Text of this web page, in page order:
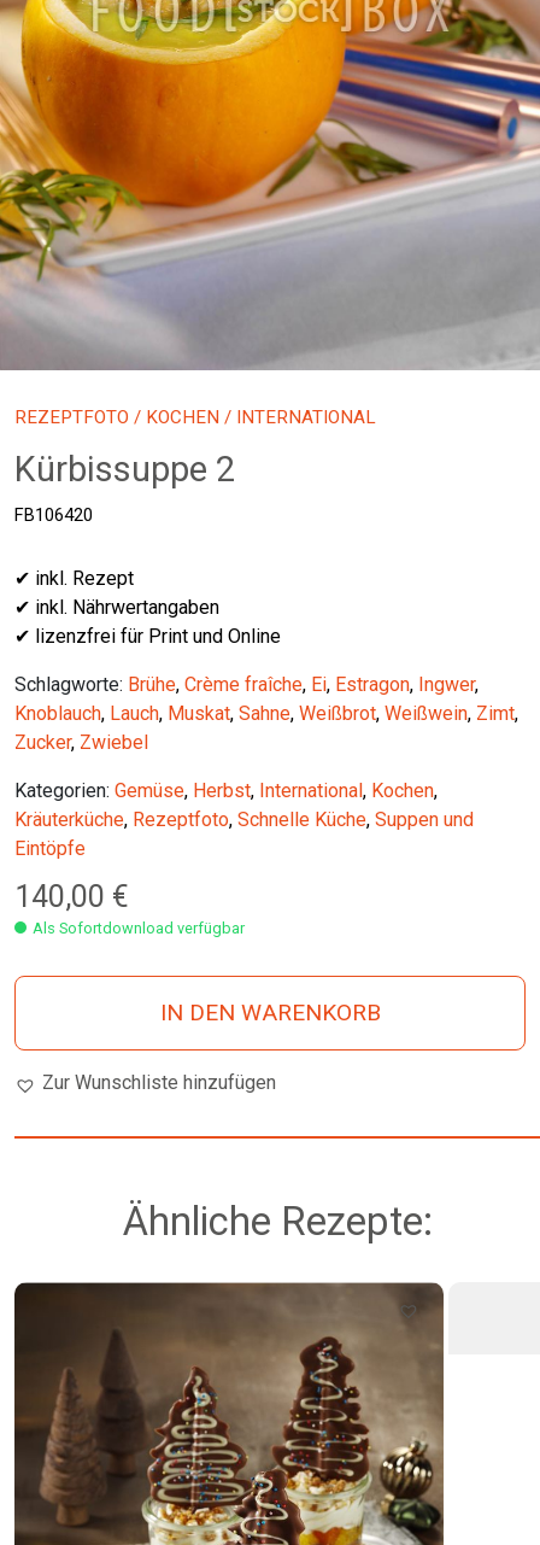
REZEPTFOTO / KOCHEN / INTERNATIONAL
Kürbissuppe 2
FB106420
✔ inkl. Rezept
✔ inkl. Nährwertangaben
✔ lizenzfrei für Print und Online
Schlagworte: Brühe, Crème fraîche, Ei, Estragon, Ingwer,
Knoblauch, Lauch, Muskat, Sahne, Weißbrot, Weißwein, Zimt,
Zucker, Zwiebel
Kategorien: Gemüse, Herbst, International , Kochen,
Kräuterküche, Rezeptfoto, Schnelle Küche, Suppen und
Eintöpfe
140,00 €
Als Sofortdownload verfügbar
IN DEN WARENKORB
Zur Wunschliste hinzufügen
Ähnliche Rezepte: